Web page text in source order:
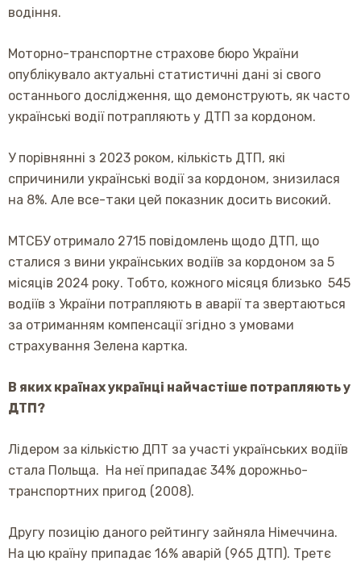
водіння.
Моторно-транспортне страхове бюро України
опублікувало актуальні статистичні дані зі свого
останнього дослідження, що демонструють, як часто
українські водії потрапляють у ДТП за кордоном.
У порівнянні з 2023 роком, кількість ДТП, які
спричинили українські водії за кордоном, знизилася
на 8%. Але все-таки цей показник досить високий.
МТСБУ отримало 2715 повідомлень щодо ДТП, що
сталися з вини українських водіїв за кордоном за 5
місяців 2024 року. Тобто, кожного місяця близько 545
водіїв з України потрапляють в аварії та звертаються
за отриманням компенсації згідно з умовами
страхування Зелена картка.
В яких країнах українці найчастіше потрапляють у
ДТП?
Лідером за кількістю ДПТ за участі українських водіїв
стала Польща. На неї припадає 34% дорожньо-
транспортних пригод (2008).
Другу позицію даного рейтингу зайняла Німеччина.
На цю країну припадає 16% аварій (965 ДТП). Третє